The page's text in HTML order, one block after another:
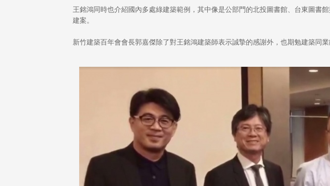
王銘鴻同時也介紹國內多處綠建築範例，其中像是公部門的北投圖書館、台東圖書
建案。
新竹建築百年會會長郭嘉傑除了對王銘鴻建築師表示誠摯的感謝外，也期勉建築同